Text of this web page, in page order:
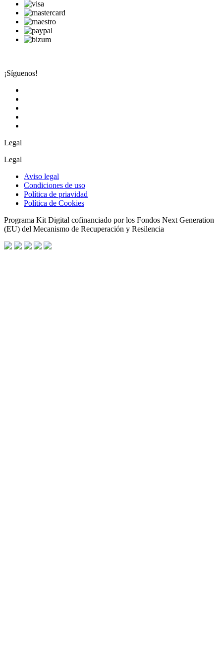
¡Síguenos!
Legal
Legal
Aviso legal
Condiciones de uso
Política de priavidad
Política de Cookies
Programa Kit Digital cofinanciado por los Fondos Next Generation
(EU) del Mecanismo de Recuperación y Resilencia